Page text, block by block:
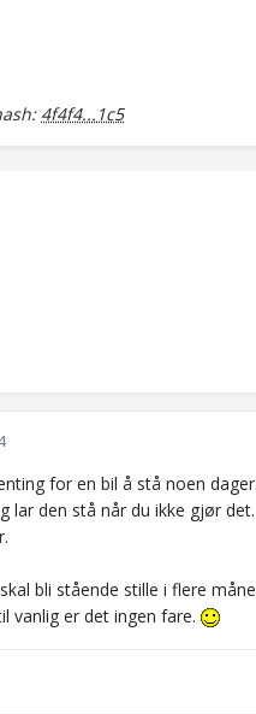
4f4f4...1c5
for en bil å stå noen
lar den stå når du ikke gjør
bli stående stille i flere
vanlig er det ingen fare.